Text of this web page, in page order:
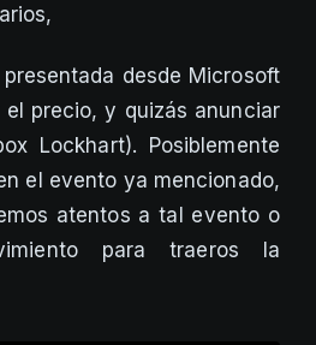
desde Microsoft
precio, y quizás anunciar
Lockhart). Posiblemente
el evento ya mencionado,
atentos a tal evento o
para traeros la